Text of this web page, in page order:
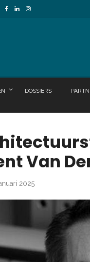
DOSSIERS
Van
2025